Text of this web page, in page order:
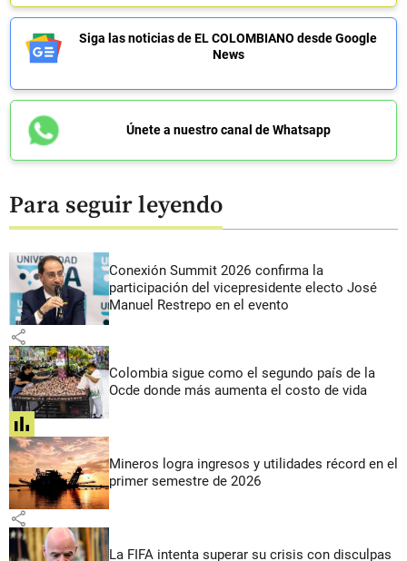
Siga las noticias de EL COLOMBIANO desde Google
News
Únete a nuestro canal de Whatsapp
Para seguir leyendo
Conexión Summit 2026 confirma la
participación del vicepresidente electo José
Manuel Restrepo en el evento
share
Colombia sigue como el segundo país de la
Ocde donde más aumenta el costo de vida
share
Mineros logra ingresos y utilidades récord en el
primer semestre de 2026
share
La FIFA intenta superar su crisis con disculpas